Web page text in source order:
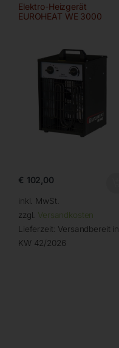
Elektro-Heizgerät
EUROHEAT WE 3000
€ 102,00
inkl. MwSt.
zzgl. Versandkosten
Lieferzeit: Versandbereit in
KW 42/2026